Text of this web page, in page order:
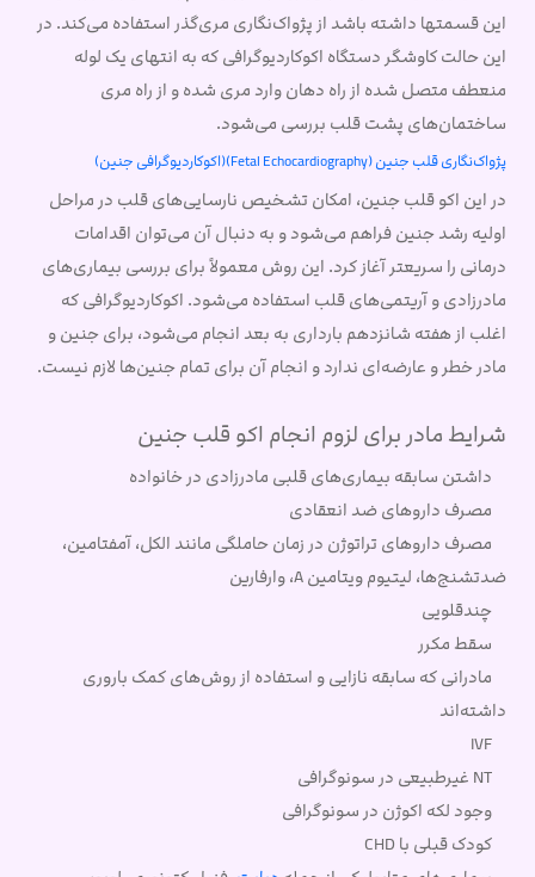
این قسمتها داشته باشد از پژواک‌نگاری مری‌گذر استفاده می‌کند. در
این حالت کاوشگر دستگاه اکوکاردیوگرافی که به انتهای یک لوله
منعطف متصل شده از راه دهان وارد مری شده و از راه مری
ساختمان‌های پشت قلب بررسی می‌شود.
پژواک‌نگاری قلب جنین (Fetal Echocardiography)(اکوکاردیوگرافی جنین)
در این اکو قلب جنین، امکان تشخیص نارسایی‌های قلب در مراحل
اولیه رشد جنین فراهم می‌شود و به دنبال آن می‌توان اقدامات
درمانی را سریعتر آغاز کرد. این روش معمولاً برای بررسی بیماری‌های
مادرزادی و آریتمی‌های قلب استفاده می‌شود. اکوکاردیوگرافی که
اغلب از هفته شانزدهم بارداری به بعد انجام می‌شود، برای جنین و
مادر خطر و عارضه‌ای ندارد و انجام آن برای تمام جنین‌ها لازم نیست.
شرایط مادر برای لزوم انجام اکو قلب جنین
داشتن سابقه بیماری‌های قلبی مادرزادی در خانواده
مصرف داروهای ضد انعقادی
مصرف داروهای تراتوژن در زمان حاملگی مانند الکل، آمفتامین،
ضدتشنج‌ها، لیتیوم ویتامین A، وارفارین
چندقلویی
سقط مکرر
مادرانی که سابقه نازایی و استفاده از روش‌های کمک باروری
داشته‌اند
وجود لکه اکوژن در سونوگرافی
کودک قبلی با CHD